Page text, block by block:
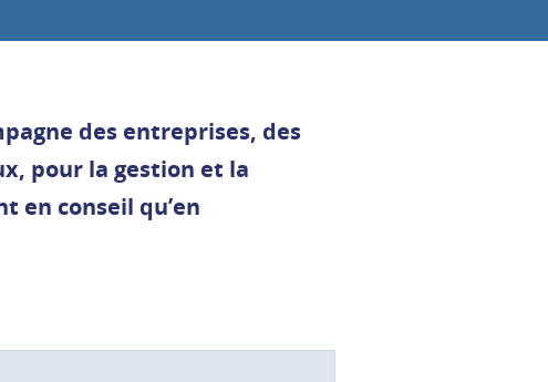
des entreprises, des
pour la gestion et la
en conseil qu’en